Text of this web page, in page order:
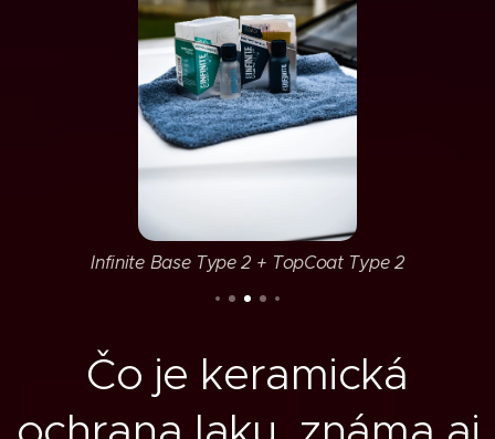
Infinite Base Type 2 + TopCoat Type 2
Čo je keramická